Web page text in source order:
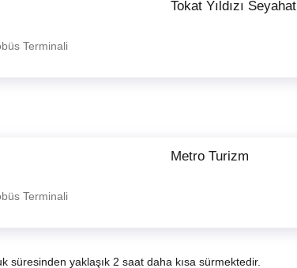
Terminali
Tokat Yıldızı Seyahat
Terminali
Metro Turizm
süresinden yaklaşık 2 saat daha kısa sürmektedir.